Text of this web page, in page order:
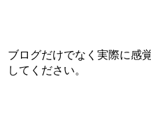
ブログだけでなく実際に感
してください。